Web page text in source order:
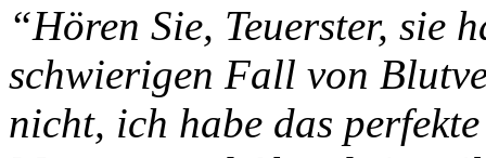
“Hören Sie, Teuerster, sie
schwierigen Fall von
nicht, ich habe das